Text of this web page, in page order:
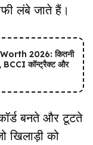
लंबे जाते हैं।
2026: कितनी
BCCI कॉन्ट्रैक्ट और
बनते और टूटते
खिलाड़ी को